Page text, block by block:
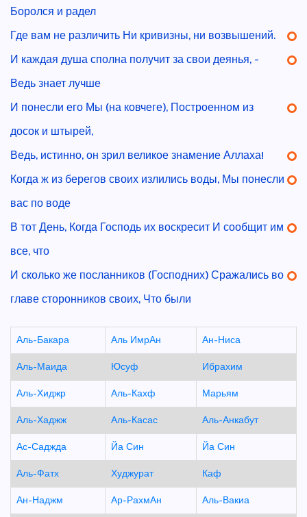
Боролся и радел
Где вам не различить Ни кривизны, ни возвышений.
И каждая душа сполна получит за свои деянья, -
Ведь знает лучше
И понесли его Мы (на ковчеге), Построенном из
досок и штырей,
Ведь, истинно, он зрил великое знамение Аллаха!
Когда ж из берегов своих излились воды, Мы понесли
вас по воде
В тот День, Когда Господь их воскресит И сообщит им
все, что
И сколько же посланников (Господних) Сражались во
главе сторонников своих, Что были
Аль-Бакара Аль ИмрАн
Ан-Ниса
Аль-Маида
Юсуф
Ибрахим
Аль-Хиджр
Аль-Кахф
Марьям
Аль-Хаджж
Аль-Касас
Аль-Анкабут
Ас-Саджда
Йа Син
Йа Син
Аль-Фатх
Худжурат
Каф
Ан-Наджм
Ар-РахмАн
Аль-Вакиа